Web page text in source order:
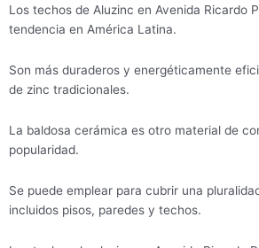
Los techos de Aluzinc en Avenida Ricardo
tendencia en América Latina.
Son más duraderos y energéticamente
de zinc tradicionales.
La baldosa cerámica es otro material de
popularidad.
Se puede emplear para cubrir una
incluidos pisos, paredes y techos.